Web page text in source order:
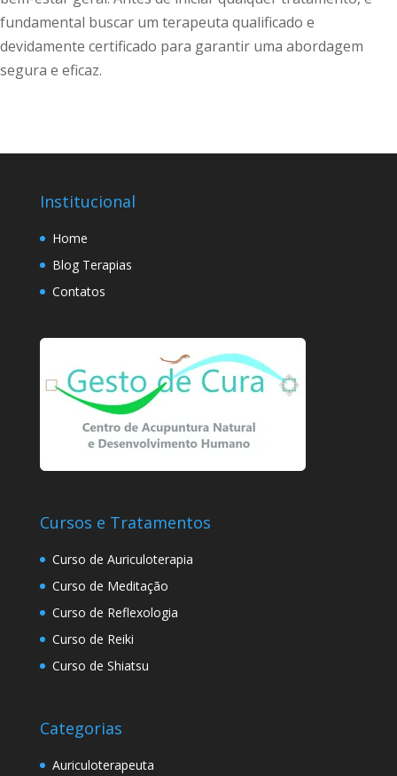
fundamental buscar um terapeuta qualificado e
devidamente certificado para garantir uma abordagem
segura e eficaz.
Institucional
Home
Blog Terapias
Contatos
Cursos e Tratamentos
Curso de Auriculoterapia
Curso de Meditação
Curso de Reflexologia
Curso de Reiki
Curso de Shiatsu
Categorias
Auriculoterapeuta